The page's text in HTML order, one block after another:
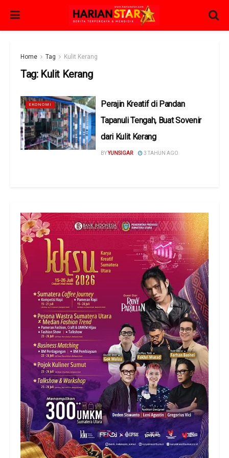
Home Tag Kulit Kerang
Tag: Kulit Kerang
EKONOMI
Perajin Kreatif di Pandan
Tapanuli Tengah, Buat Sovenir
dari Kulit Kerang
BYYUNSIGAR 3 TAHUN AGO